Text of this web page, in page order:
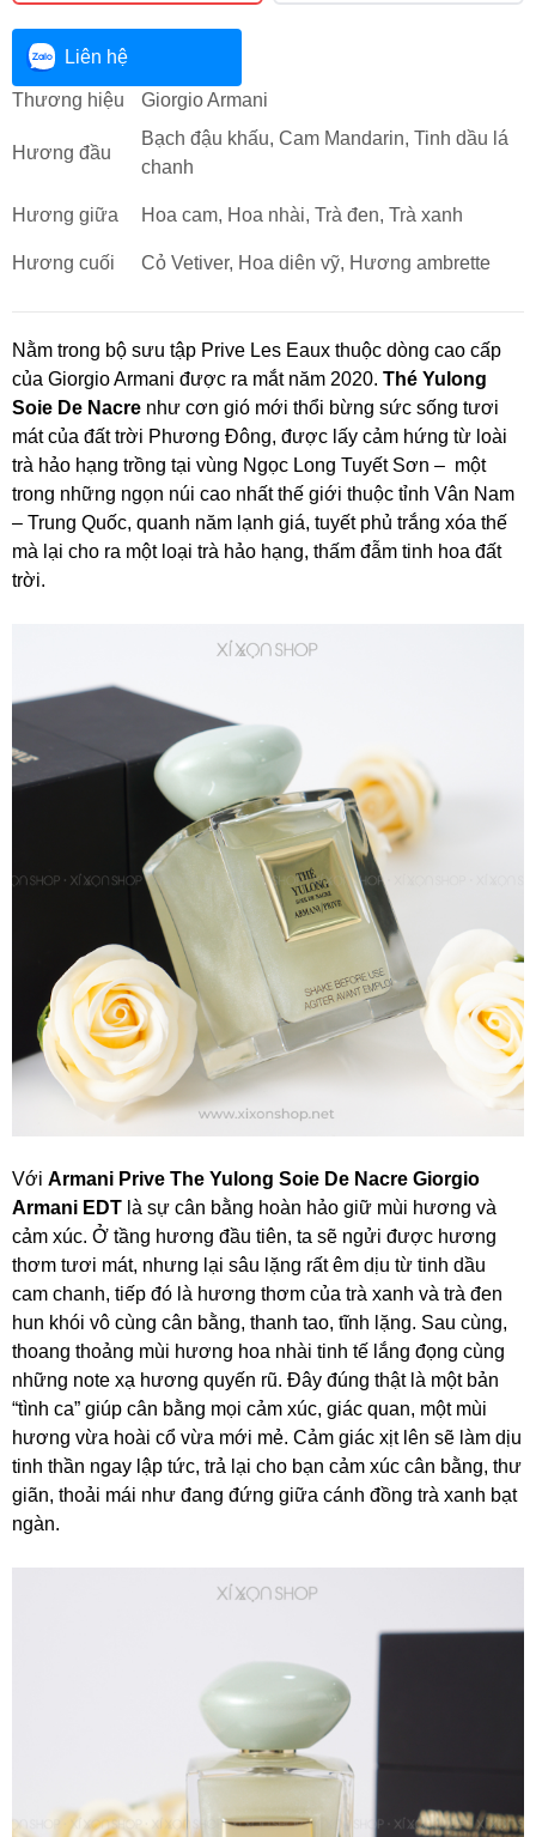
Liên hệ
Thương hiệu Giorgio Armani
Hương đầu
Bạch đậu khấu, Cam Mandarin, Tinh dầu lá
chanh
Hương giữa Hoa cam, Hoa nhài, Trà đen, Trà xanh
Hương cuối Cỏ Vetiver, Hoa diên vỹ, Hương ambrette
Nằm trong bộ sưu tập Prive Les Eaux thuộc dòng cao cấp
của Giorgio Armani được ra mắt năm 2020. Thé Yulong
Soie De Nacre như cơn gió mới thổi bừng sức sống tươi
mát của đất trời Phương Đông, được lấy cảm hứng từ loài
trà hảo hạng trồng tại vùng Ngọc Long Tuyết Sơn – một
trong những ngọn núi cao nhất thế giới thuộc tỉnh Vân Nam
– Trung Quốc, quanh năm lạnh giá, tuyết phủ trắng xóa thế
mà lại cho ra một loại trà hảo hạng, thấm đẫm tinh hoa đất
trời.
Với Armani Prive The Yulong Soie De Nacre Giorgio
Armani EDT là sự cân bằng hoàn hảo giữ mùi hương và
cảm xúc. Ở tầng hương đầu tiên, ta sẽ ngửi được hương
thơm tươi mát, nhưng lại sâu lặng rất êm dịu từ tinh dầu
cam chanh, tiếp đó là hương thơm của trà xanh và trà đen
hun khói vô cùng cân bằng, thanh tao, tĩnh lặng. Sau cùng,
thoang thoảng mùi hương hoa nhài tinh tế lắng đọng cùng
những note xạ hương quyến rũ. Đây đúng thật là một bản
“tình ca” giúp cân bằng mọi cảm xúc, giác quan, một mùi
hương vừa hoài cổ vừa mới mẻ. Cảm giác xịt lên sẽ làm dịu
tinh thần ngay lập tức, trả lại cho bạn cảm xúc cân bằng, thư
giãn, thoải mái như đang đứng giữa cánh đồng trà xanh bạt
ngàn.